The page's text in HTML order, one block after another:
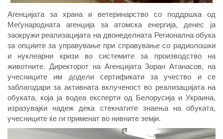
Агенцијата за храна и ветеринарство со поддршка од
Меѓународната агенција за атомска енергија, денес ја
заокружи реализацијата на двонеделната Регионална обука
за опциите за управување при справување со радиолошки
и нуклеарни кризи во системите за производство на
животните. Директорот на Агенцијата Зоран Атанасов, на
учесниците им додели сертификати за учество и се
заблагодари за активната вклученост во реализацијата на
обуката, која ја водеа експерти од Белорусија и Украина,
изразувајќи надеж дека стекнатите знаења на обуката,
учесниците ќе ги применат во нивните земји.